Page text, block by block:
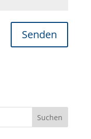
Senden